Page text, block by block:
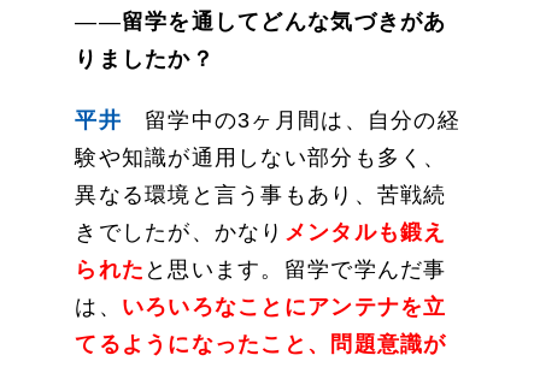
――留学を通してどんな気づきがあ
りましたか？
平井 留学中の3ヶ月間は、自分の経
験や知識が通用しない部分も多く、
異なる環境と言う事もあり、苦戦続
きでしたが、かなり メンタルも鍛え
られた と思います。留学で学んだ事
は、 いろいろなことにアンテナを立
てるようになったこと、問題意識が